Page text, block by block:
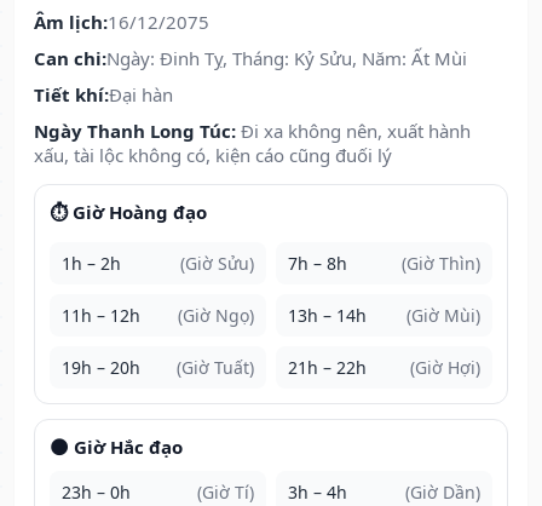
Âm lịch:16/12/2075
Can chi:Ngày: Đinh Tỵ, Tháng: Kỷ Sửu, Năm: Ất Mùi
Tiết khí:Đại hàn
Ngày Thanh Long Túc: Đi xa không nên, xuất hành
xấu, tài lộc không có, kiện cáo cũng đuối lý
⏱️ Giờ Hoàng đạo
1h – 2h (Giờ Sửu) 7h – 8h (Giờ Thìn)
11h – 12h (Giờ Ngọ) 13h – 14h (Giờ Mùi)
19h – 20h (Giờ Tuất) 21h – 22h (Giờ Hợi)
🌑 Giờ Hắc đạo
23h – 0h (Giờ Tí) 3h – 4h (Giờ Dần)